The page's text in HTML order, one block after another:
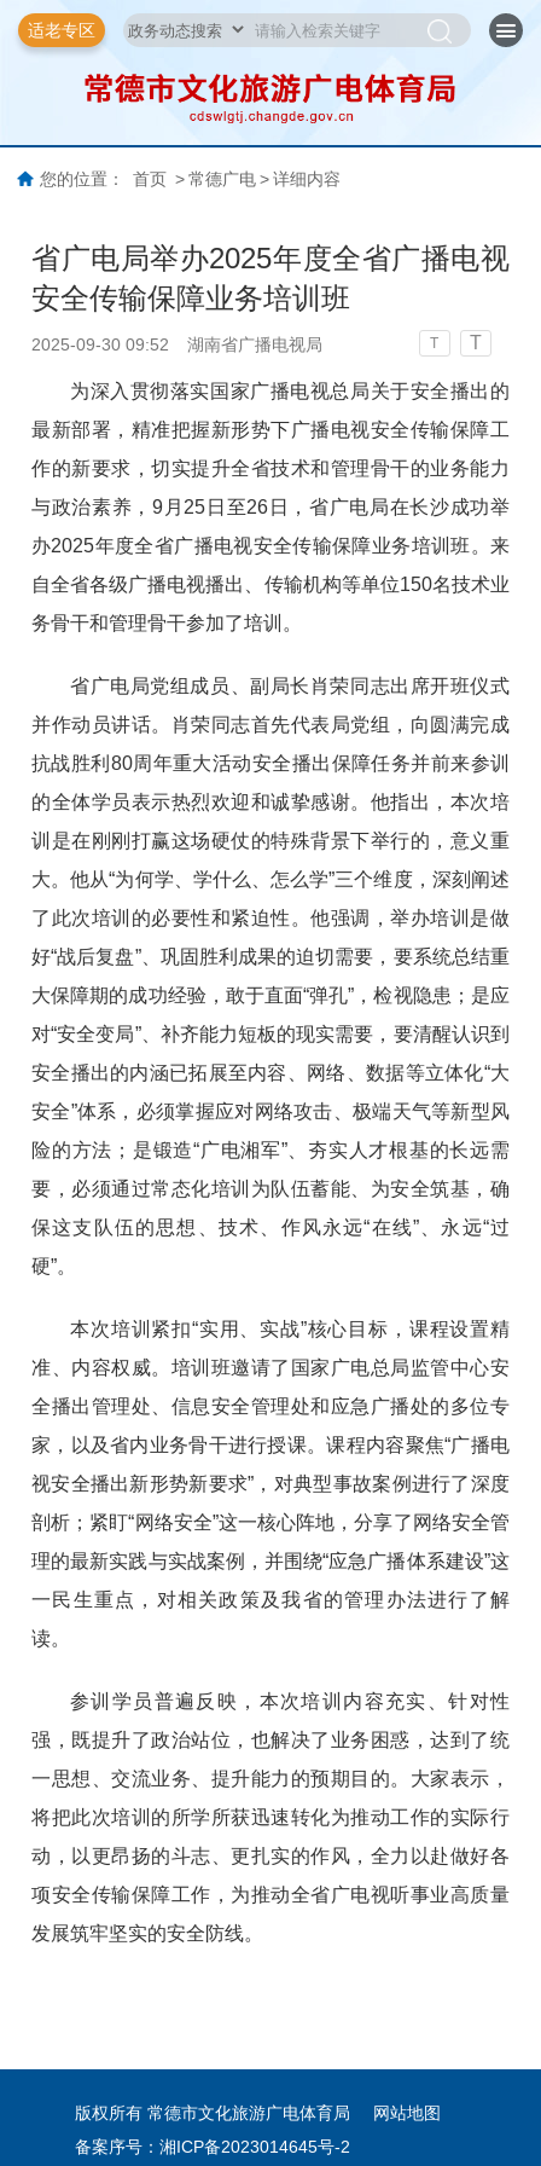
适老专区
您的位置： 首页 > 常德广电 > 详细内容
省广电局举办2025年度全省广播电视
安全传输保障业务培训班
2025-09-30 09:52 湖南省广播电视局 T T
为深入贯彻落实国家广播电视总局关于安全播出的
最新部署，精准把握新形势下广播电视安全传输保障工
作的新要求，切实提升全省技术和管理骨干的业务能力
与政治素养，9月25日至26日，省广电局在长沙成功举
办2025年度全省广播电视安全传输保障业务培训班。来
自全省各级广播电视播出、传输机构等单位150名技术业
务骨干和管理骨干参加了培训。
省广电局党组成员、副局长肖荣同志出席开班仪式
并作动员讲话。肖荣同志首先代表局党组，向圆满完成
抗战胜利80周年重大活动安全播出保障任务并前来参训
的全体学员表示热烈欢迎和诚挚感谢。他指出，本次培
训是在刚刚打赢这场硬仗的特殊背景下举行的，意义重
大。他从“为何学、学什么、怎么学”三个维度，深刻阐述
了此次培训的必要性和紧迫性。他强调，举办培训是做
好“战后复盘”、巩固胜利成果的迫切需要，要系统总结重
大保障期的成功经验，敢于直面“弹孔”，检视隐患；是应
对“安全变局”、补齐能力短板的现实需要，要清醒认识到
安全播出的内涵已拓展至内容、网络、数据等立体化“大
安全”体系，必须掌握应对网络攻击、极端天气等新型风
险的方法；是锻造“广电湘军”、夯实人才根基的长远需
要，必须通过常态化培训为队伍蓄能、为安全筑基，确
保这支队伍的思想、技术、作风永远“在线”、永远“过
硬”。
本次培训紧扣“实用、实战”核心目标，课程设置精
准、内容权威。培训班邀请了国家广电总局监管中心安
全播出管理处、信息安全管理处和应急广播处的多位专
家，以及省内业务骨干进行授课。课程内容聚焦“广播电
视安全播出新形势新要求”，对典型事故案例进行了深度
剖析；紧盯“网络安全”这一核心阵地，分享了网络安全管
理的最新实践与实战案例，并围绕“应急广播体系建设”这
一民生重点，对相关政策及我省的管理办法进行了解
读。
参训学员普遍反映，本次培训内容充实、针对性
强，既提升了政治站位，也解决了业务困惑，达到了统
一思想、交流业务、提升能力的预期目的。大家表示，
将把此次培训的所学所获迅速转化为推动工作的实际行
动，以更昂扬的斗志、更扎实的作风，全力以赴做好各
项安全传输保障工作，为推动全省广电视听事业高质量
发展筑牢坚实的安全防线。
版权所有 常德市文化旅游广电体育局
网站地图
备案序号：湘ICP备2023014645号-2